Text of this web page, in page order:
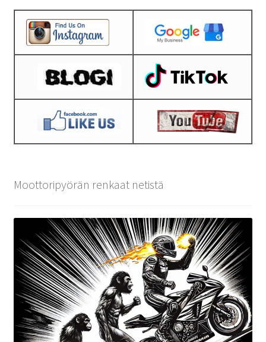
Moottoripyörän renkaat netistä